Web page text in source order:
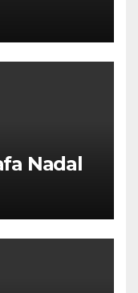
Nadal